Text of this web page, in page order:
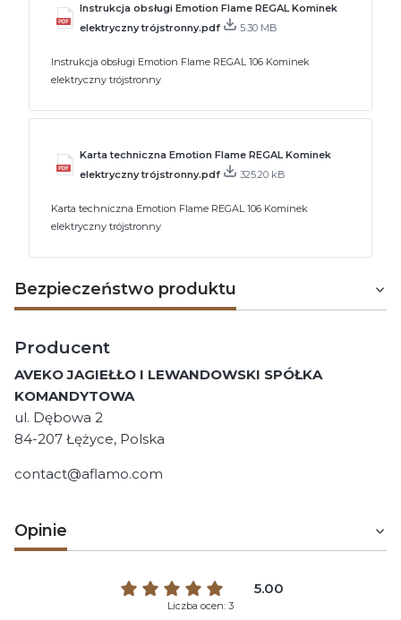
Instrukcja obsługi Emotion Flame REGAL Kominek
elektryczny trójstronny.pdf
5.30 MB
Instrukcja obsługi Emotion Flame REGAL 106 Kominek
elektryczny trójstronny
Karta techniczna Emotion Flame REGAL Kominek
elektryczny trójstronny.pdf
325.20 kB
Karta techniczna Emotion Flame REGAL 106 Kominek
elektryczny trójstronny
Bezpieczeństwo produktu
Producent
AVEKO JAGIEŁŁO I LEWANDOWSKI SPÓŁKA
KOMANDYTOWA
ul. Dębowa 2
84-207 Łężyce, Polska
contact@aflamo.com
Opinie
5.00
Liczba ocen: 3